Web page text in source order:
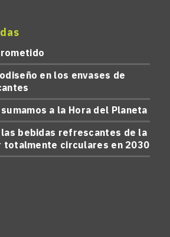
en los envases de
sumamos a la Hora del Planeta
las bebidas refrescantes de la
totalmente circulares en 2030